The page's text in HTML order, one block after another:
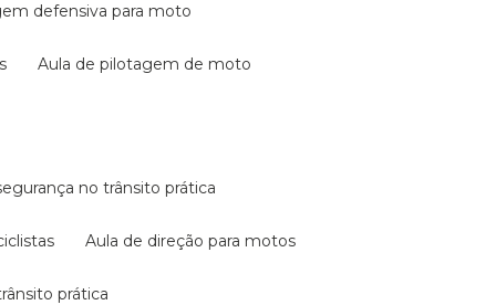
defensiva para moto
aula de pilotagem de moto
no trânsito prática
aula de direção para motos
prática